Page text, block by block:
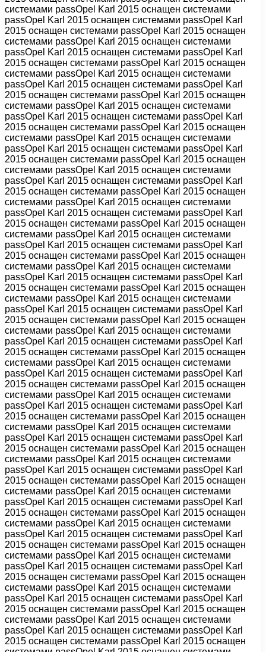
системами passOpel Karl 2015 оснащен системами
passOpel Karl 2015 оснащен системами passOpel Karl
2015 оснащен системами passOpel Karl 2015 оснащен
системами passOpel Karl 2015 оснащен системами
passOpel Karl 2015 оснащен системами passOpel Karl
2015 оснащен системами passOpel Karl 2015 оснащен
системами passOpel Karl 2015 оснащен системами
passOpel Karl 2015 оснащен системами passOpel Karl
2015 оснащен системами passOpel Karl 2015 оснащен
системами passOpel Karl 2015 оснащен системами
passOpel Karl 2015 оснащен системами passOpel Karl
2015 оснащен системами passOpel Karl 2015 оснащен
системами passOpel Karl 2015 оснащен системами
passOpel Karl 2015 оснащен системами passOpel Karl
2015 оснащен системами passOpel Karl 2015 оснащен
системами passOpel Karl 2015 оснащен системами
passOpel Karl 2015 оснащен системами passOpel Karl
2015 оснащен системами passOpel Karl 2015 оснащен
системами passOpel Karl 2015 оснащен системами
passOpel Karl 2015 оснащен системами passOpel Karl
2015 оснащен системами passOpel Karl 2015 оснащен
системами passOpel Karl 2015 оснащен системами
passOpel Karl 2015 оснащен системами passOpel Karl
2015 оснащен системами passOpel Karl 2015 оснащен
системами passOpel Karl 2015 оснащен системами
passOpel Karl 2015 оснащен системами passOpel Karl
2015 оснащен системами passOpel Karl 2015 оснащен
системами passOpel Karl 2015 оснащен системами
passOpel Karl 2015 оснащен системами passOpel Karl
2015 оснащен системами passOpel Karl 2015 оснащен
системами passOpel Karl 2015 оснащен системами
passOpel Karl 2015 оснащен системами passOpel Karl
2015 оснащен системами passOpel Karl 2015 оснащен
системами passOpel Karl 2015 оснащен системами
passOpel Karl 2015 оснащен системами passOpel Karl
2015 оснащен системами passOpel Karl 2015 оснащен
системами passOpel Karl 2015 оснащен системами
passOpel Karl 2015 оснащен системами passOpel Karl
2015 оснащен системами passOpel Karl 2015 оснащен
системами passOpel Karl 2015 оснащен системами
passOpel Karl 2015 оснащен системами passOpel Karl
2015 оснащен системами passOpel Karl 2015 оснащен
системами passOpel Karl 2015 оснащен системами
passOpel Karl 2015 оснащен системами passOpel Karl
2015 оснащен системами passOpel Karl 2015 оснащен
системами passOpel Karl 2015 оснащен системами
passOpel Karl 2015 оснащен системами passOpel Karl
2015 оснащен системами passOpel Karl 2015 оснащен
системами passOpel Karl 2015 оснащен системами
passOpel Karl 2015 оснащен системами passOpel Karl
2015 оснащен системами passOpel Karl 2015 оснащен
системами passOpel Karl 2015 оснащен системами
passOpel Karl 2015 оснащен системами passOpel Karl
2015 оснащен системами passOpel Karl 2015 оснащен
системами passOpel Karl 2015 оснащен системами
passOpel Karl 2015 оснащен системами passOpel Karl
2015 оснащен системами passOpel Karl 2015 оснащен
системами passOpel Karl 2015 оснащен системами
passOpel Karl 2015 оснащен системами passOpel Karl
2015 оснащен системами passOpel Karl 2015 оснащен